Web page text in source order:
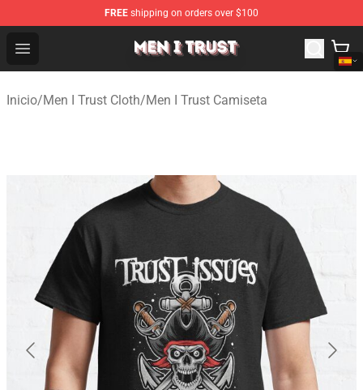
FREE shipping on orders over $100
Open menu
Men I Trust Shop - Official Men I Trust Merchandise Store
Inicio/Men I Trust Cloth/Men I Trust Camiseta